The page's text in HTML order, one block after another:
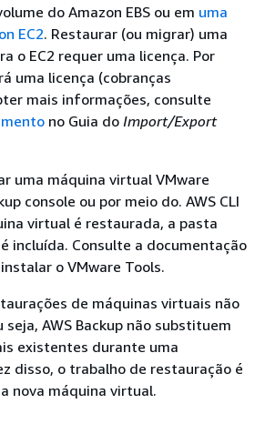
do Amazon EBS ou em uma
EC2. Restaurar (ou migrar) uma
o EC2 requer uma licença. Por
uma licença (cobranças
mais informações, consulte
no Guia do Import/Export
uma máquina virtual VMware
console ou por meio do. AWS CLI
virtual é restaurada, a pasta
incluída. Consulte a documentação
o VMware Tools.
de máquinas virtuais não
AWS Backup não substituem
existentes durante uma
disso, o trabalho de restauração é
nova máquina virtual.